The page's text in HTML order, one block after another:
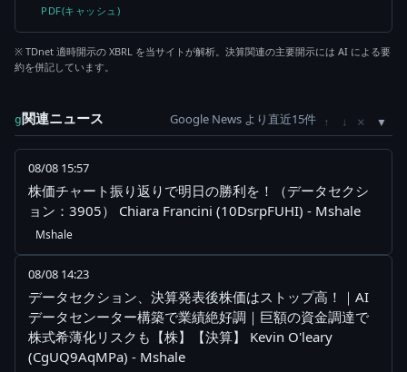
PDF(キャッシュ)
※ TDnet 適時開示の XBRL を当サイトが解析。決算関連の主要開示には AI による要
約を併記しています。
g関連ニュース Google News より直近15件 ↑ ↓ ×
08/08 15:57
株価チャート振り返りで明日の勝利を！（データセクシ
ョン：3905） Chiara Francini (10DsrpFUHI) - Mshale
Mshale
08/08 14:23
データセクション、決算発表後株価はストップ高！｜AI
データセンーター構築で業績絶好調｜巨額の資金調達で
株式希薄化リスクも【株】【決算】 Kevin O'leary
(CgUQ9AqMPa) - Mshale